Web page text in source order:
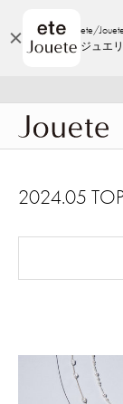
ete/
ジュエ
ご注
ご注
2024.05